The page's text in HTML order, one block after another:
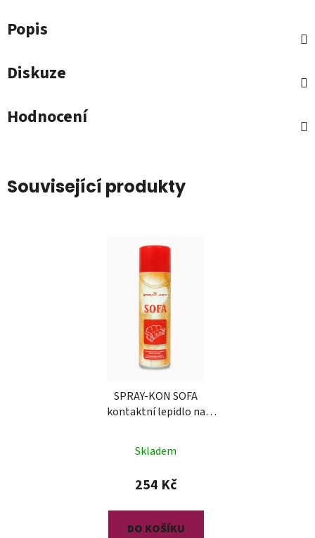
Popis
Diskuze
Hodnocení
Související produkty
SPRAY-KON SOFA
kontaktní lepidlo na
Skladem
254 Kč
DO KOŠÍKU